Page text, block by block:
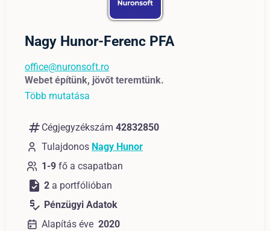
Nagy Hunor-Ferenc PFA
office@nuronsoft.ro
Webet építünk, jövőt teremtünk.
Több mutatása
numbers Cégjegyzékszám 42832850
Tulajdonos Nagy Hunor
1-9 fő a csapatban
task 2 a portfólióban
price_check Pénzügyi Adatok
Alapítás éve 2020